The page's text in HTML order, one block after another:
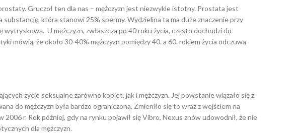
Gruczoł ten dla nas – mężczyzn jest niezwykle istotny. Prostata jest
która stanowi 25% spermy. Wydzielina ta ma duże znaczenie przy
U mężczyzn, zwłaszcza po 40 roku życia, często dochodzi do
mówią, że około 30-40% mężczyzn pomiędzy 40. a 60. rokiem życia odczuwa
życie seksualne zarówno kobiet, jak i mężczyzn. Jej powstanie wiązało się z
do mężczyzn była bardzo ograniczona. Zmieniło się to wraz z wejściem na
r. Rok później, gdy na rynku pojawił się Vibro, Nexus znów udowodnił, że nie
dla mężczyzn.